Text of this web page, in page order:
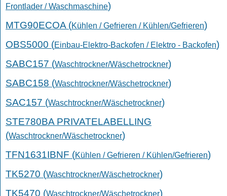
Frontlader / Waschmaschine)
MTG90ECOA (Kühlen / Gefrieren / Kühlen/Gefrieren)
OBS5000 (Einbau-Elektro-Backofen / Elektro - Backofen)
SABC157 (Waschtrockner/Wäschetrockner)
SABC158 (Waschtrockner/Wäschetrockner)
SAC157 (Waschtrockner/Wäschetrockner)
STE780BA PRIVATELABELLING
(Waschtrockner/Wäschetrockner)
TFN1631IBNF (Kühlen / Gefrieren / Kühlen/Gefrieren)
TK5270 (Waschtrockner/Wäschetrockner)
TK5470 (Waschtrockner/Wäschetrockner)